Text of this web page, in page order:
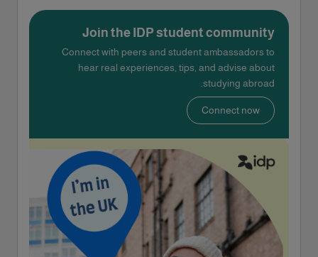
Join the IDP student community
Connect with peers and student ambassadors to
hear real experiences, tips, and advise about
studying abroad.
Connect now